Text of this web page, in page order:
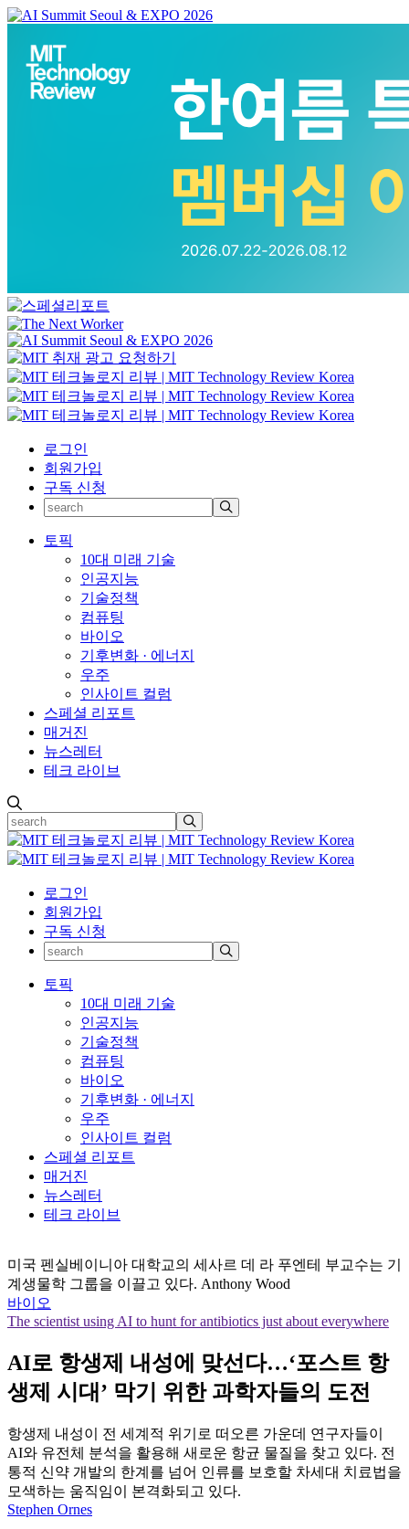
로그인
회원가입
구독 신청
토픽
10대 미래 기술
인공지능
기술정책
컴퓨팅
바이오
기후변화 · 에너지
우주
인사이트 컬럼
스페셜 리포트
매거진
뉴스레터
테크 라이브
로그인
회원가입
구독 신청
토픽
10대 미래 기술
인공지능
기술정책
컴퓨팅
바이오
기후변화 · 에너지
우주
인사이트 컬럼
스페셜 리포트
매거진
뉴스레터
테크 라이브
미국 펜실베이니아 대학교의 세사르 데 라 푸엔테 부교수는 기
계생물학 그룹을 이끌고 있다. Anthony Wood
바이오
The scientist using AI to hunt for antibiotics just about everywhere
AI로 항생제 내성에 맞선다…‘포스트 항
생제 시대’ 막기 위한 과학자들의 도전
항생제 내성이 전 세계적 위기로 떠오른 가운데 연구자들이
AI와 유전체 분석을 활용해 새로운 항균 물질을 찾고 있다. 전
통적 신약 개발의 한계를 넘어 인류를 보호할 차세대 치료법을
모색하는 움직임이 본격화되고 있다.
Stephen Ornes